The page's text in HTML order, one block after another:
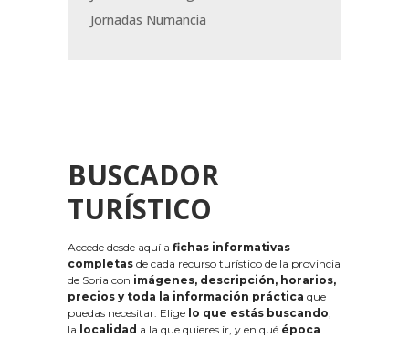
Jornadas Numancia
BUSCADOR
TURÍSTICO
Accede desde aquí a fichas informativas
completas de cada recurso turístico de la provincia
de Soria con imágenes, descripción, horarios,
precios y toda la información práctica que
puedas necesitar. Elige lo que estás buscando,
la localidad a la que quieres ir, y en qué época